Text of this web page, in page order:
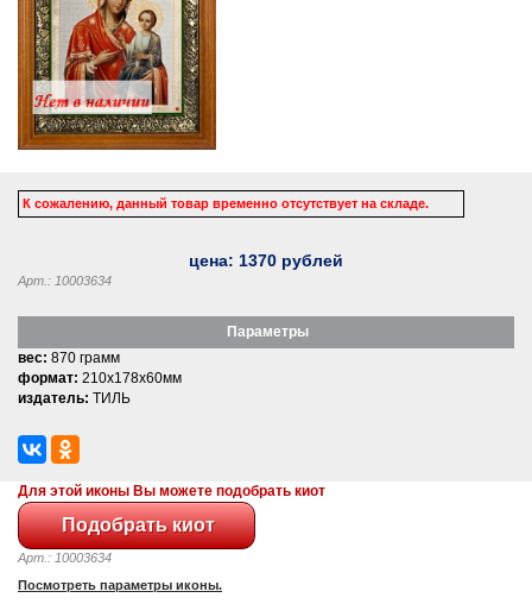
К сожалению, данный товар временно отсутствует на складе.
цена: 1370 рублей
Арт.: 10003634
Параметры
вес: 870 грамм
формат: 210x178x60мм
издатель: ТИЛЬ
Для этой иконы Вы можете подобрать киот
Арт.: 10003634
Посмотреть параметры иконы.